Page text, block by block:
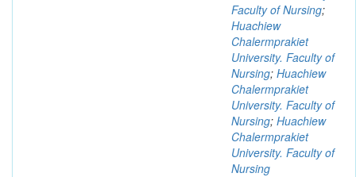
Faculty of Nursing;
Huachiew
Chalermprakiet
University. Faculty of
Nursing; Huachiew
Chalermprakiet
University. Faculty of
Nursing; Huachiew
Chalermprakiet
University. Faculty of
Nursing